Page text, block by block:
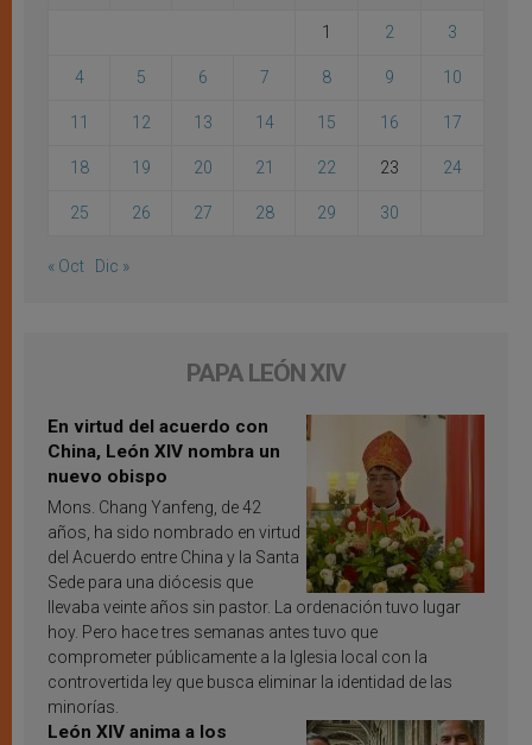
1 2 3
4 5 6 7 8 9 10
11 12 13 14 15 16 17
18 19 20 21 22 23 24
25 26 27 28 29 30
« Oct Dic »
PAPA LEÓN XIV
En virtud del acuerdo con
China, León XIV nombra un
nuevo obispo
Mons. Chang Yanfeng, de 42
años, ha sido nombrado en virtud
del Acuerdo entre China y la Santa
Sede para una diócesis que
llevaba veinte años sin pastor. La ordenación tuvo lugar
hoy. Pero hace tres semanas antes tuvo que
comprometer públicamente a la Iglesia local con la
controvertida ley que busca eliminar la identidad de las
minorías.
León XIV anima a los